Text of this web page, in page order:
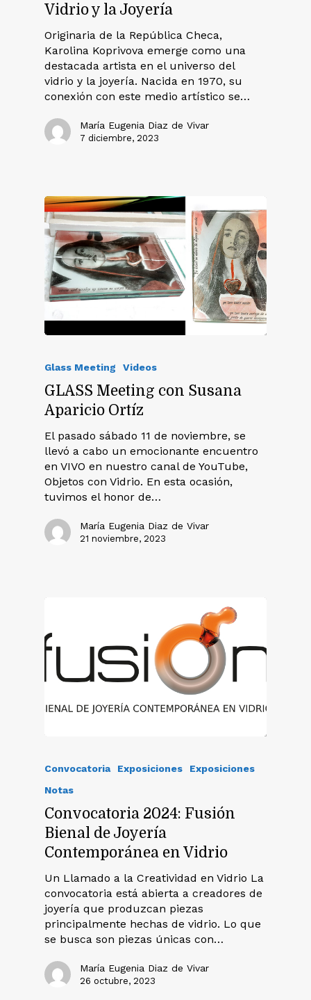
Vidrio y la Joyería
Originaria de la República Checa,
Karolina Koprivova emerge como una
destacada artista en el universo del
vidrio y la joyería. Nacida en 1970, su
conexión con este medio artístico se…
María Eugenia Diaz de Vivar
7 diciembre, 2023
Glass Meeting Videos
GLASS Meeting con Susana
Aparicio Ortíz
El pasado sábado 11 de noviembre, se
llevó a cabo un emocionante encuentro
en VIVO en nuestro canal de YouTube,
Objetos con Vidrio. En esta ocasión,
tuvimos el honor de…
María Eugenia Diaz de Vivar
21 noviembre, 2023
Convocatoria Exposiciones
Exposiciones
Notas
Convocatoria 2024: Fusión
Bienal de Joyería
Contemporánea en Vidrio
Un Llamado a la Creatividad en Vidrio La
convocatoria está abierta a creadores de
joyería que produzcan piezas
principalmente hechas de vidrio. Lo que
se busca son piezas únicas con…
María Eugenia Diaz de Vivar
26 octubre, 2023